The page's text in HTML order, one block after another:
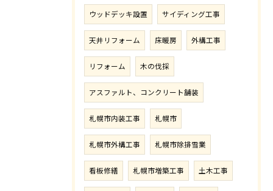
ウッドデッキ設置 サイディング工事
天井リフォーム 床暖房 外構工事
リフォーム 木の伐採
アスファルト、コンクリート舗装
札幌市内装工事 札幌市
札幌市外構工事 札幌市除排雪業
看板修繕 札幌市増築工事 土木工事